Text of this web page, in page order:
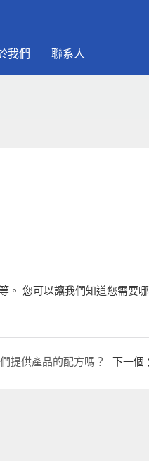
我們 聯系人
。 您可以讓我們知道您需要哪
提供產品的配方嗎？ 下一個